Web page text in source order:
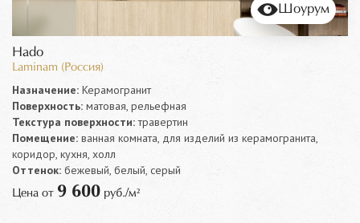
Шоурум
Hado
Laminam (Россия)
Назначение: Керамогранит
Поверхность: матовая, рельефная
Текстура поверхности:травертин
Помещение: ванная комната, для изделий из керамогранита,
коридор, кухня, холл
Оттенок: бежевый, белый, серый
Цена от 9 600 руб./м²